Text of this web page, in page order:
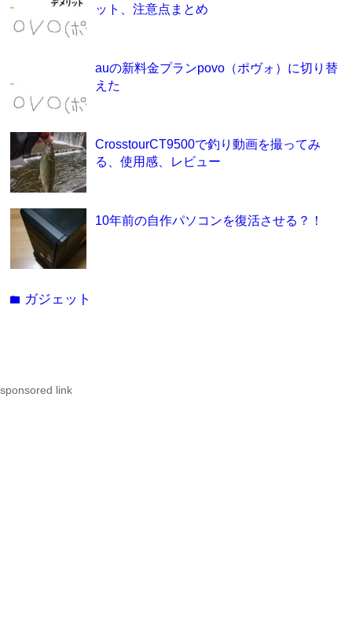
ット、注意点まとめ
auの新料金プランpovo（ポヴォ）に切り替
えた
CrosstourCT9500で釣り動画を撮ってみ
る、使用感、レビュー
10年前の自作パソコンを復活させる？！
folder ガジェット
sponsored link